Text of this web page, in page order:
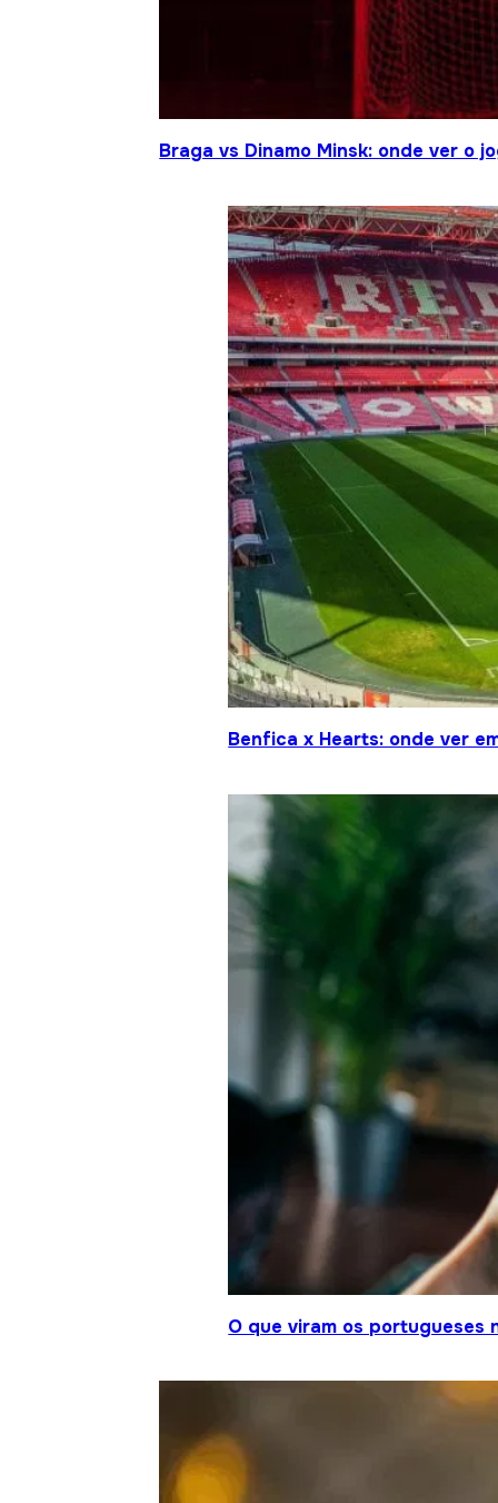
Braga vs Dinamo Minsk: onde ver o
Benfica x Hearts: onde ver
O que viram os portugueses